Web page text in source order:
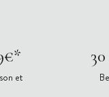
et